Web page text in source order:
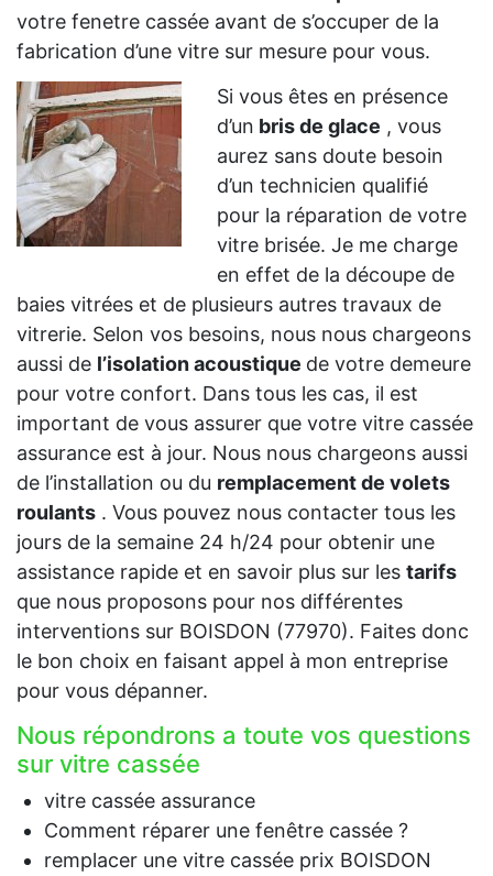
votre fenetre cassée avant de s’occuper de la
fabrication d’une vitre sur mesure pour vous.
Si vous êtes en présence
d’un bris de glace , vous
aurez sans doute besoin
d’un technicien qualifié
pour la réparation de votre
vitre brisée. Je me charge
en effet de la découpe de
baies vitrées et de plusieurs autres travaux de
vitrerie. Selon vos besoins, nous nous chargeons
aussi de l’isolation acoustique de votre demeure
pour votre confort. Dans tous les cas, il est
important de vous assurer que votre vitre cassée
assurance est à jour. Nous nous chargeons aussi
de l’installation ou du remplacement de volets
roulants . Vous pouvez nous contacter tous les
jours de la semaine 24 h/24 pour obtenir une
assistance rapide et en savoir plus sur les tarifs
que nous proposons pour nos différentes
interventions sur BOISDON (77970). Faites donc
le bon choix en faisant appel à mon entreprise
pour vous dépanner.
Nous répondrons a toute vos questions
sur vitre cassée
vitre cassée assurance
Comment réparer une fenêtre cassée ?
remplacer une vitre cassée prix BOISDON